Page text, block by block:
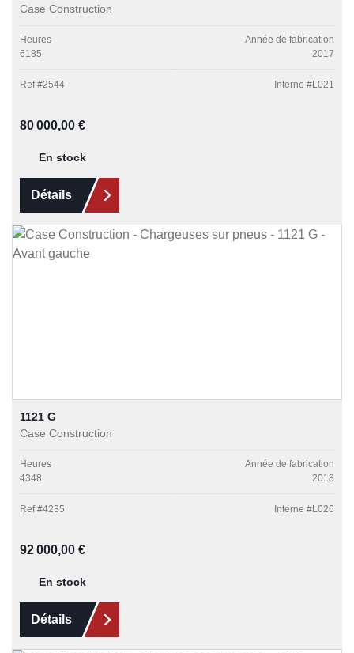
Case Construction
Heures
6185
Année de fabrication
2017
Ref #2544 Interne #L021
Prix régulier :
80 000,00 €
En stock
Détails
1121 G
Case Construction
Heures
4348
Année de fabrication
2018
Ref #4235 Interne #L026
Prix régulier :
92 000,00 €
En stock
Détails